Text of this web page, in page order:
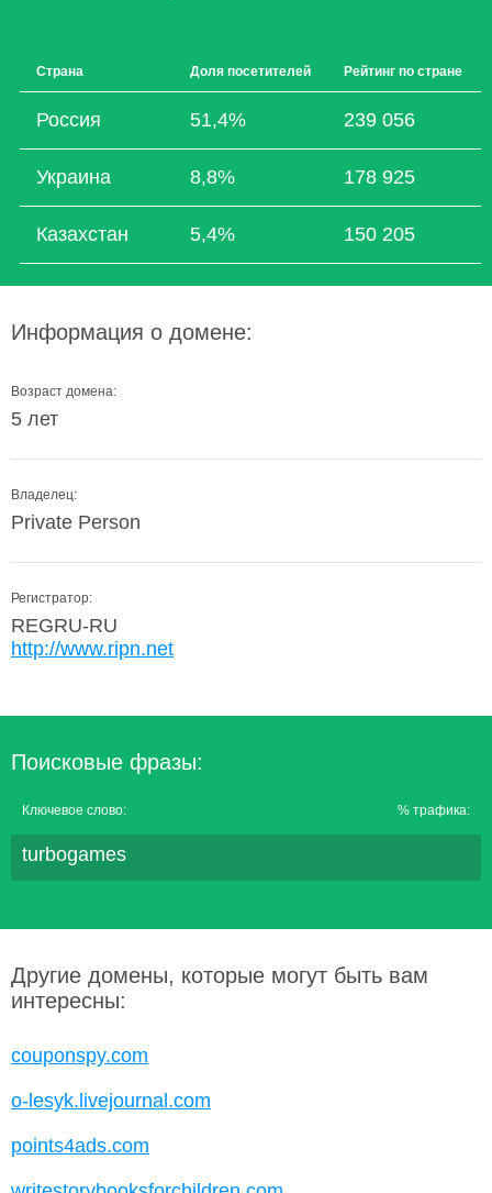
Страна Доля посетителей Рейтинг по стране
Россия 51,4% 239 056
Украина 8,8% 178 925
Казахстан 5,4% 150 205
Информация о домене:
Возраст домена:
5 лет
Владелец:
Private Person
Регистратор:
REGRU-RU
http://www.ripn.net
Поисковые фразы:
Ключевое слово: % трафика:
turbogames
Другие домены, которые могут быть вам
интересны:
couponspy.com
o-lesyk.livejournal.com
points4ads.com